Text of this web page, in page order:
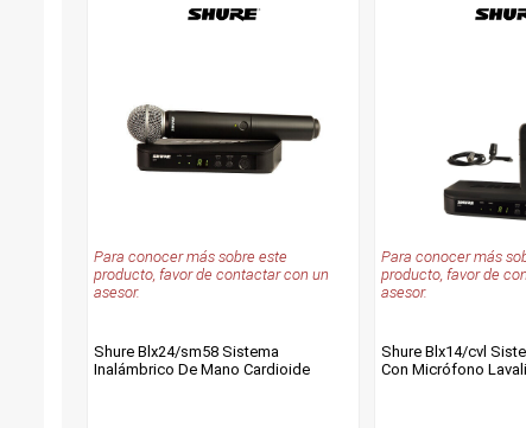
Para conocer más sobre este
producto, favor de contactar con un
asesor.
Shure Blx24/sm58 Sistema
Inalámbrico De Mano Cardioide
Para conocer más
producto, favor de
asesor.
Shure Blx14/cvl
Con Micrófono